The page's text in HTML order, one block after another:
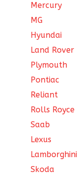
Mercury
MG
Hyundai
Land Rover
Plymouth
Pontiac
Reliant
Rolls Royce
Saab
Lexus
Lamborghini
Skoda